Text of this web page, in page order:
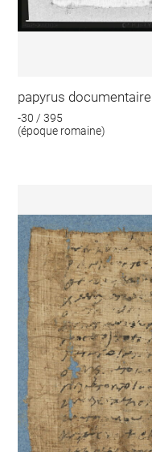
papyrus documentaire
-30 / 395
(époque romaine)